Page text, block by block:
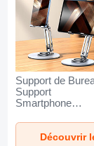
Support de
Support
Smartphone
Realme V25 5G
ArgentDécouvrir